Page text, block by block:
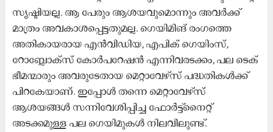
സൃഷ്ടിയല്ല. ആ പേരും ആശയവുമൊന്നും അവർക്ക്
മാത്രം അവകാശപ്പെട്ടതുമല്ല. ഗെയിമിങ് രംഗത്തെ
അതികായരായ എന്‍വിഡിയ, എപിക് ഗെയിംസ്,
റോബ്ലോക്സ് കോർപറേഷൻ എന്നിവരടക്കം, പല ടെക്
ഭീമന്മാരും അവരുടേതായ മെറ്റാവേഴ്സ് പദ്ധതികൾക്ക്
പിറകേയാണ്. ഇപ്പോൾ തന്നെ മെറ്റാവേഴ്സ്
ആശയങ്ങൾ സന്നിവേശിപ്പിച്ച ഫോർട്ട്നൈറ്റ്
അടക്കമുള്ള പല ഗെയിമുകൾ നിലവിലുണ്ട്.